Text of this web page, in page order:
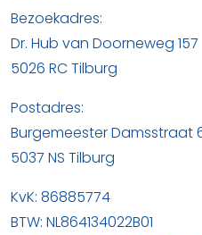
Bezoekadres:
Dr. Hub van Doorneweg 157
5026 RC Tilburg
Postadres:
Burgemeester Damsstraat
5037 NS Tilburg
KvK: 86885774
BTW: NL864134022B01